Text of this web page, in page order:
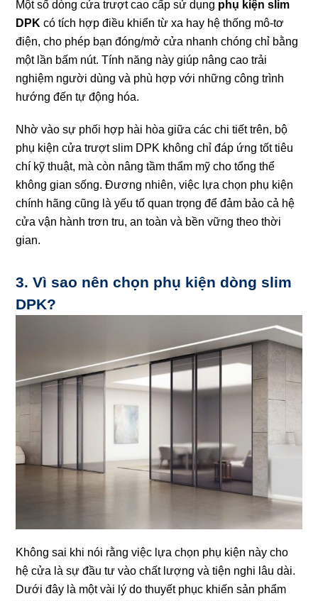
Một số dòng cửa trượt cao cấp sử dụng phụ kiện slim
DPK có tích hợp điều khiển từ xa hay hệ thống mô-tơ
điện, cho phép bạn đóng/mở cửa nhanh chóng chỉ bằng
một lần bấm nút. Tính năng này giúp nâng cao trải
nghiệm người dùng và phù hợp với những công trình
hướng đến tự động hóa.
Nhờ vào sự phối hợp hài hòa giữa các chi tiết trên, bộ
phụ kiện cửa trượt slim DPK không chỉ đáp ứng tốt tiêu
chí kỹ thuật, mà còn nâng tầm thẩm mỹ cho tổng thể
không gian sống. Đương nhiên, việc lựa chọn phụ kiện
chính hãng cũng là yếu tố quan trọng để đảm bảo cả hệ
cửa vận hành trơn tru, an toàn và bền vững theo thời
gian.
3. Vì sao nên chọn phụ kiện dòng slim
DPK?
Không sai khi nói rằng việc lựa chọn phụ kiện này cho
hệ cửa là sự đầu tư vào chất lượng và tiện nghi lâu dài.
Dưới đây là một vài lý do thuyết phục khiến sản phẩm